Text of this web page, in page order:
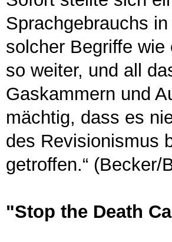
Sprachgebrauchs
solcher Begriffe
so weiter, und all
Gaskammern und
mächtig, dass es
des Revisionismus
getroffen.“ (Becker/
"Stop the Death